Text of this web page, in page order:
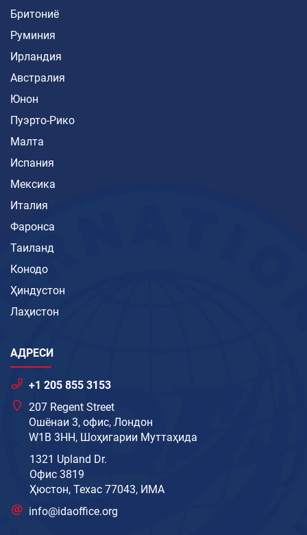
Бритониё
Руминия
Ирландия
Австралия
Юнон
Пуэрто-Рико
Малта
Испания
Мексика
Италия
Фаронса
Таиланд
Конодо
Ҳиндустон
Лаҳистон
АДРЕСИ
+1 205 855 3153
207 Regent Street
Ошёнаи 3, офис, Лондон
W1B 3HH, Шоҳигарии Муттаҳида
1321 Upland Dr.
Офис 3819
Ҳюстон, Техас 77043, ИМА
info@idaoffice.org